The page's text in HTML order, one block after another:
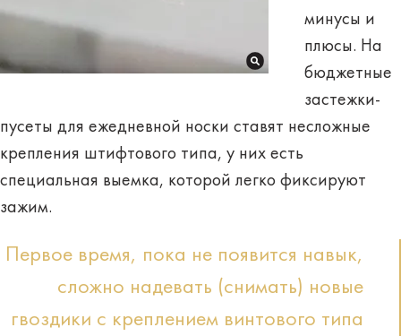
минусы и
плюсы. На
бюджетные
застежки-
пусеты для ежедневной носки ставят несложные
крепления штифтового типа, у них есть
специальная выемка, которой легко фиксируют
зажим.
Первое время, пока не появится навык,
сложно надевать (снимать) новые
гвоздики с креплением винтового типа